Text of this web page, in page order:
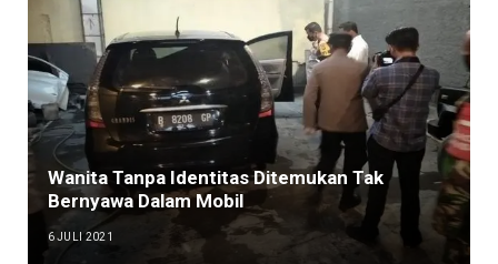
Wanita Tanpa Identitas Ditemukan Tak
Bernyawa Dalam Mobil
6 JULI 2021